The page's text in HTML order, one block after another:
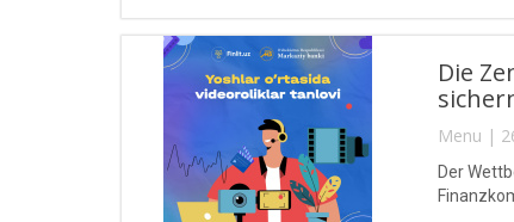
Die
Menu |
Der